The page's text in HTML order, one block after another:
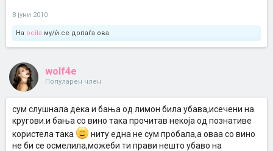
8 јуни 2010
На ocila му/ѝ се допаѓа ова.
wolf4e
Популарен член
сум слушнала дека и бања од лимон била убава,исечени на
кругови.и бања со вино така прочитав некоја од познативе
користела така
ниту една не сум пробала,а оваа со вино
не би се осмелила,можеби ти прави нешто убаво на